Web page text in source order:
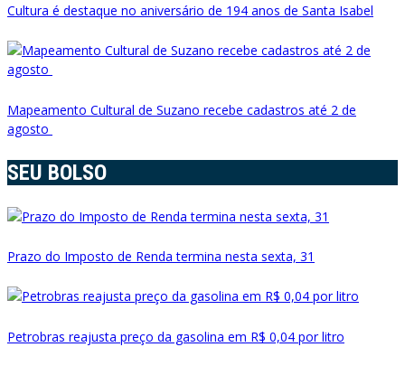
Cultura é destaque no aniversário de 194 anos de Santa Isabel
Mapeamento Cultural de Suzano recebe cadastros até 2 de
agosto
SEU BOLSO
Prazo do Imposto de Renda termina nesta sexta, 31
Petrobras reajusta preço da gasolina em R$ 0,04 por litro